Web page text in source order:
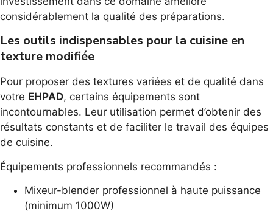
considérablement la qualité des préparations.
Les outils indispensables pour la cuisine en
texture modifiée
Pour proposer des textures variées et de qualité dans
votre EHPAD, certains équipements sont
incontournables. Leur utilisation permet d’obtenir des
résultats constants et de faciliter le travail des équipes
de cuisine.
Équipements professionnels recommandés :
Mixeur-blender professionnel à haute puissance
(minimum 1000W)